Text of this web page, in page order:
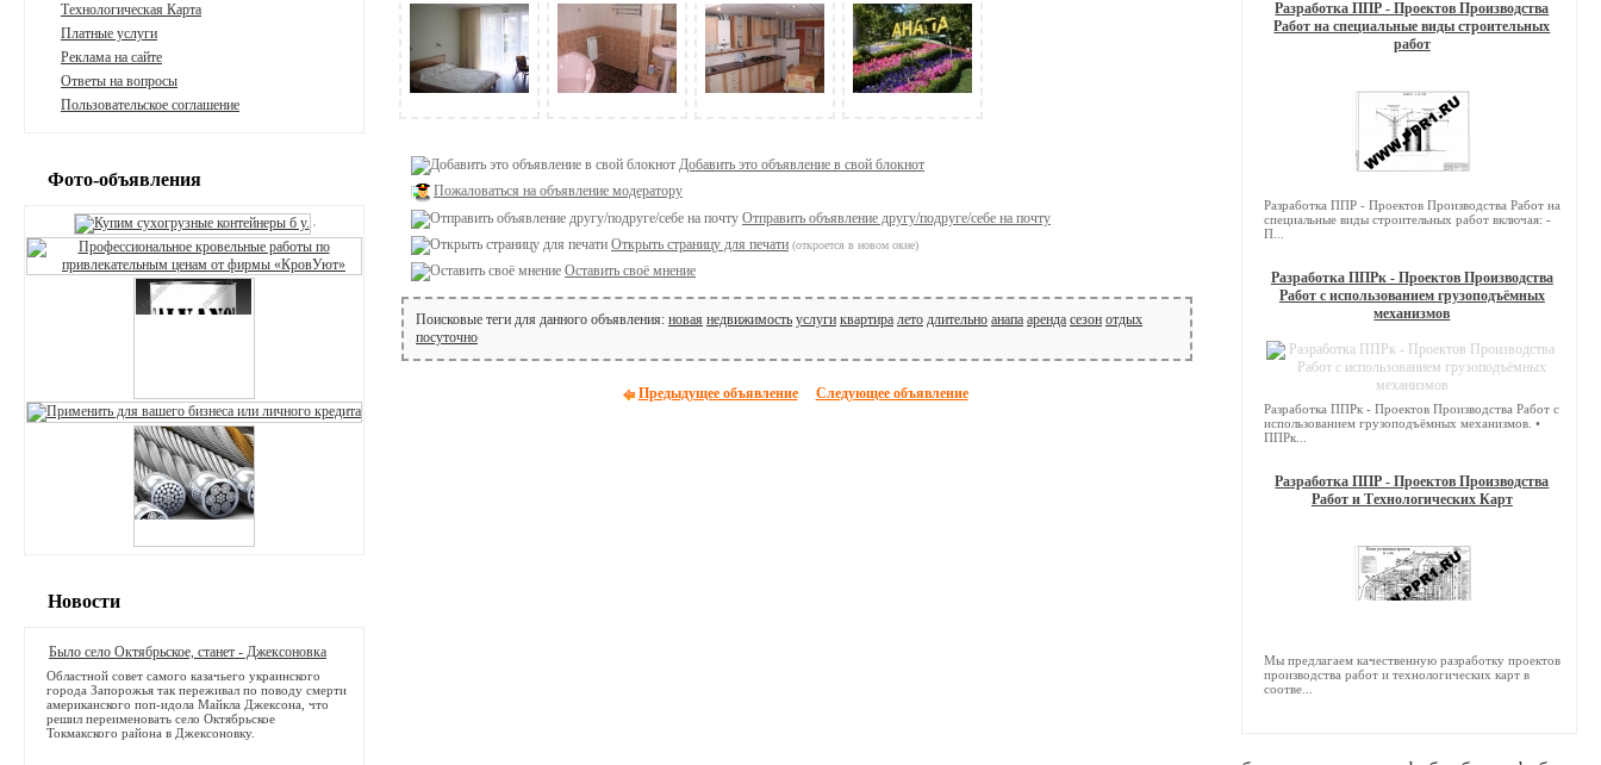
Добавить это объявление в свой блокнот
Пожаловаться на объявление модератору
Отправить объявление другу/подруге/себе на почту
Открыть страницу для печати (откроется в новом окне)
Оставить своё мнение
Поисковые теги для данного объявления: новая недвижимость услуги квартира лето длительно анапа аренда сезон отдых
посуточно
Предыдущее объявление Следующее объявление
Технологическая Карта
Платные услуги
Реклама на сайте
Ответы на вопросы
Пользовательское соглашение
Фото-объявления
Новости
Было село Октябрьское, станет - Джексоновка
Областной совет самого казачьего украинского
города Запорожья так переживал по поводу смерти
американского поп-идола Майкла Джексона, что
решил переименовать село Октябрьское
Токмакского района в Джексоновку.
Разработка ППР - Проектов Производства
Работ на специальные виды строительных
работ
Разработка ППР - Проектов Производства Работ на
специальные виды строительных работ включая: -
П...
Разработка ППРк - Проектов Производства
Работ с использованием грузоподъёмных
механизмов
Разработка ППРк - Проектов Производства Работ с
использованием грузоподъёмных механизмов. •
ППРк...
Разработка ППР - Проектов Производства
Работ и Технологических Карт
Мы предлагаем качественную разработку проектов
производства работ и технологических карт в
соотве...